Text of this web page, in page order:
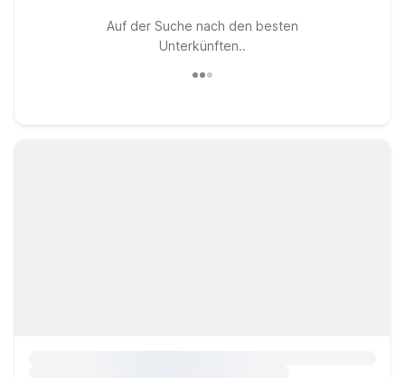
Auf der Suche nach den besten
Unterkünften..